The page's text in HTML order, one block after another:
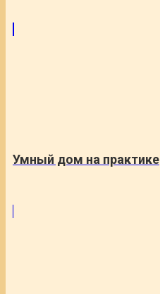
Умный дом на практике